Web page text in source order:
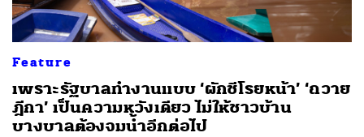
Feature
เพราะรัฐบาลทำงานแบบ ‘ผักชีโรยหน้า’ ‘ถวาย
ฎีกา’ เป็นความหวังเดียว ไม่ให้ชาวบ้าน
บางบาลต้องจมน้ำอีกต่อไป
ค้นหา